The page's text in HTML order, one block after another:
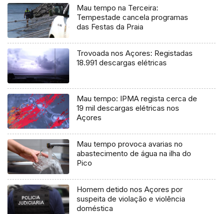
Mau tempo na Terceira:
Tempestade cancela programas
das Festas da Praia
Trovoada nos Açores: Registadas
18.991 descargas elétricas
Mau tempo: IPMA regista cerca de
19 mil descargas elétricas nos
Açores
Mau tempo provoca avarias no
abastecimento de água na ilha do
Pico
Homem detido nos Açores por
suspeita de violação e violência
doméstica